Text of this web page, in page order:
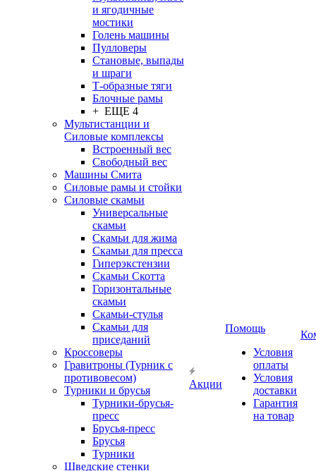
и ягодичные
мостики
Голень машины
Пулловеры
Становые, выпады
и шраги
Т-образные тяги
Блочные рамы
+ ЕЩЕ 4
Мультистанции и
Силовые комплексы
Встроенный вес
Свободный вес
Машины Смита
Силовые рамы и стойки
Силовые скамьи
Универсальные
скамьи
Скамьи для жима
Скамьи для пресса
Гиперэкстензии
Скамьи Скотта
Горизонтальные
скамьи
Скамьи-стулья
Скамьи для
приседаний
Кроссоверы
Гравитроны (Турник с
противовесом)
Турники и брусья
Турники-брусья-
пресс
Брусья-пресс
Брусья
Турники
Шведские стенки
Акции
Помощь
Условия
оплаты
Условия
доставки
Гарантия
на товар